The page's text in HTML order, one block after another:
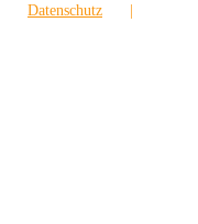
Datenschutz